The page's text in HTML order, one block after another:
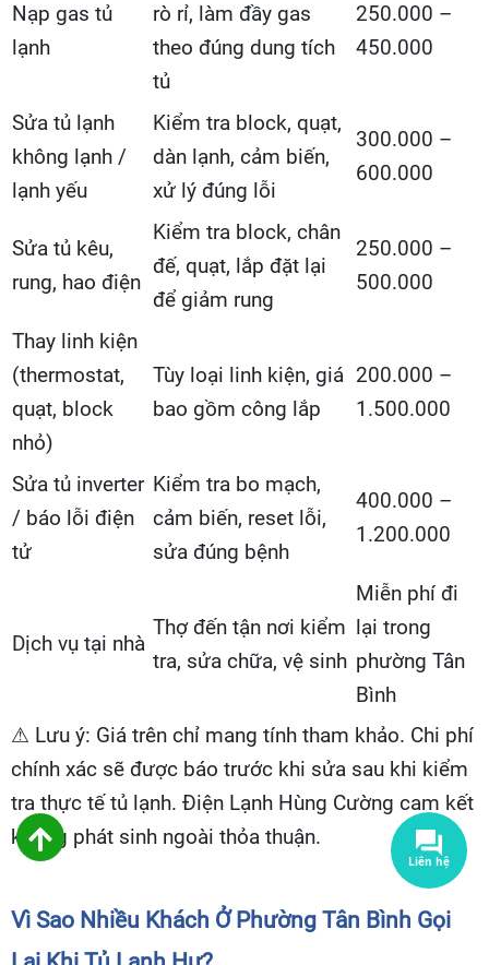
Nạp gas tủ
lạnh
rò rỉ, làm đầy gas
theo đúng dung tích
tủ
250.000 –
450.000
Sửa tủ lạnh
không lạnh /
lạnh yếu
Kiểm tra block, quạt,
dàn lạnh, cảm biến,
xử lý đúng lỗi
300.000 –
600.000
Sửa tủ kêu,
rung, hao điện
Kiểm tra block, chân
đế, quạt, lắp đặt lại
để giảm rung
250.000 –
500.000
Thay linh kiện
(thermostat,
quạt, block
nhỏ)
Tùy loại linh kiện, giá
bao gồm công lắp
200.000 –
1.500.000
Sửa tủ inverter
/ báo lỗi điện
tử
Kiểm tra bo mạch,
cảm biến, reset lỗi,
sửa đúng bệnh
400.000 –
1.200.000
Dịch vụ tại nhà
Thợ đến tận nơi kiểm
tra, sửa chữa, vệ sinh
Miễn phí đi
lại trong
phường Tân
Bình
⚠ Lưu ý: Giá trên chỉ mang tính tham khảo. Chi phí
chính xác sẽ được báo trước khi sửa sau khi kiểm
tra thực tế tủ lạnh. Điện Lạnh Hùng Cường cam kết
không phát sinh ngoài thỏa thuận.
Vì Sao Nhiều Khách Ở Phường Tân Bình Gọi